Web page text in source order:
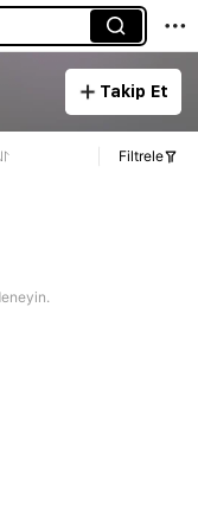
Takip Et
Filtrele